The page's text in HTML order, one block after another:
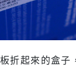
折起來的盒